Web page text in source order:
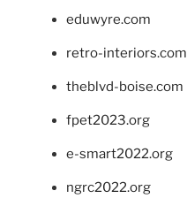
eduwyre.com
retro-interiors.com
theblvd-boise.com
fpet2023.org
e-smart2022.org
ngrc2022.org